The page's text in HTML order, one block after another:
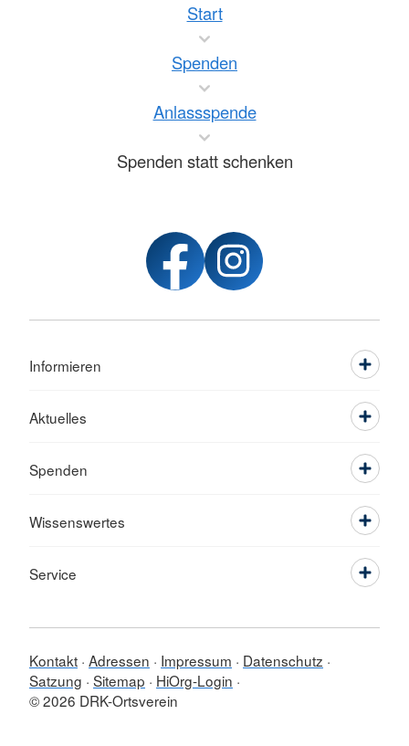
Start
Spenden
Anlassspende
Spenden statt schenken
Informieren
Aktuelles
Spenden
Wissenswertes
Service
Kontakt Adressen Impressum
Datenschutz
Satzung Sitemap
HiOrg-Login
© 2026 DRK-Ortsverein